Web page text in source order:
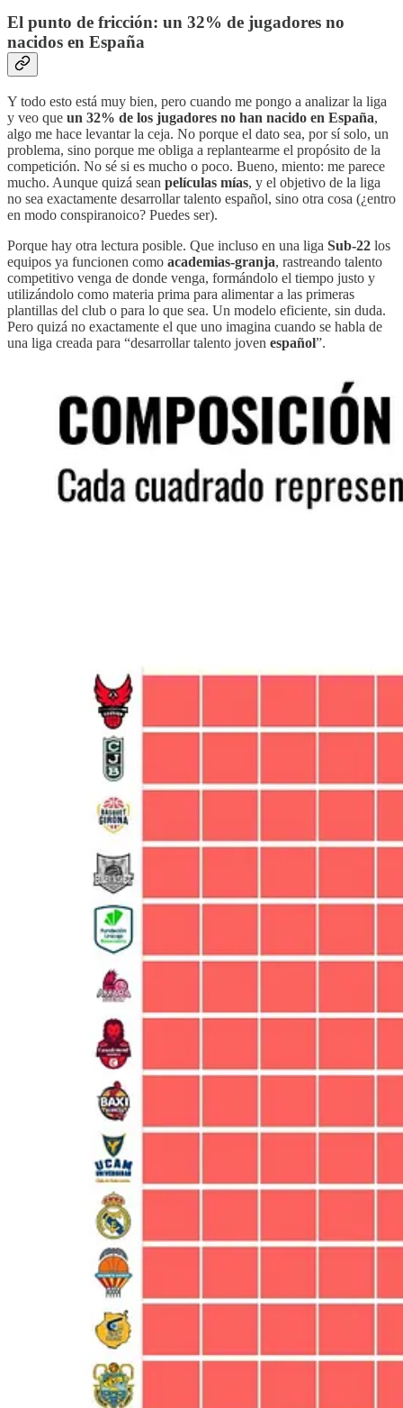
El punto de fricción: un 32% de jugadores no
nacidos en España
Y todo esto está muy bien, pero cuando me pongo a analizar la liga
y veo que un 32% de los jugadores no han nacido en España,
algo me hace levantar la ceja. No porque el dato sea, por sí solo, un
problema, sino porque me obliga a replantearme el propósito de la
competición. No sé si es mucho o poco. Bueno, miento: me parece
mucho. Aunque quizá sean películas mías, y el objetivo de la liga
no sea exactamente desarrollar talento español, sino otra cosa (¿entro
en modo conspiranoico? Puedes ser).
Porque hay otra lectura posible. Que incluso en una liga Sub-22 los
equipos ya funcionen como academias-granja, rastreando talento
competitivo venga de donde venga, formándolo el tiempo justo y
utilizándolo como materia prima para alimentar a las primeras
plantillas del club o para lo que sea. Un modelo eficiente, sin duda.
Pero quizá no exactamente el que uno imagina cuando se habla de
una liga creada para “desarrollar talento joven español”.